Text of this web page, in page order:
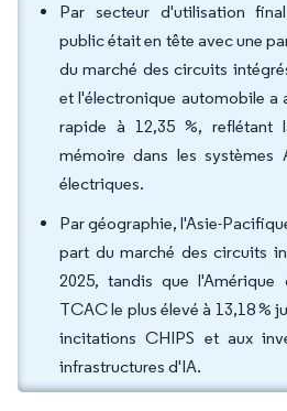
Par secteur d'utilisation
public était en tête avec une
du marché des circuits
et l'électronique automobile a
rapide à 12,35 %, reflétant
mémoire dans les systèmes
électriques.
Par géographie, l'Asie-
part du marché des circuits
2025, tandis que
TCAC le plus élevé à 13,18 %
incitations CHIPS et aux
infrastructures d'IA.